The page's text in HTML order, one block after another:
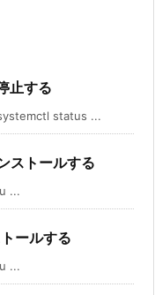
止する
status ...
ストールする
...
ールする
...